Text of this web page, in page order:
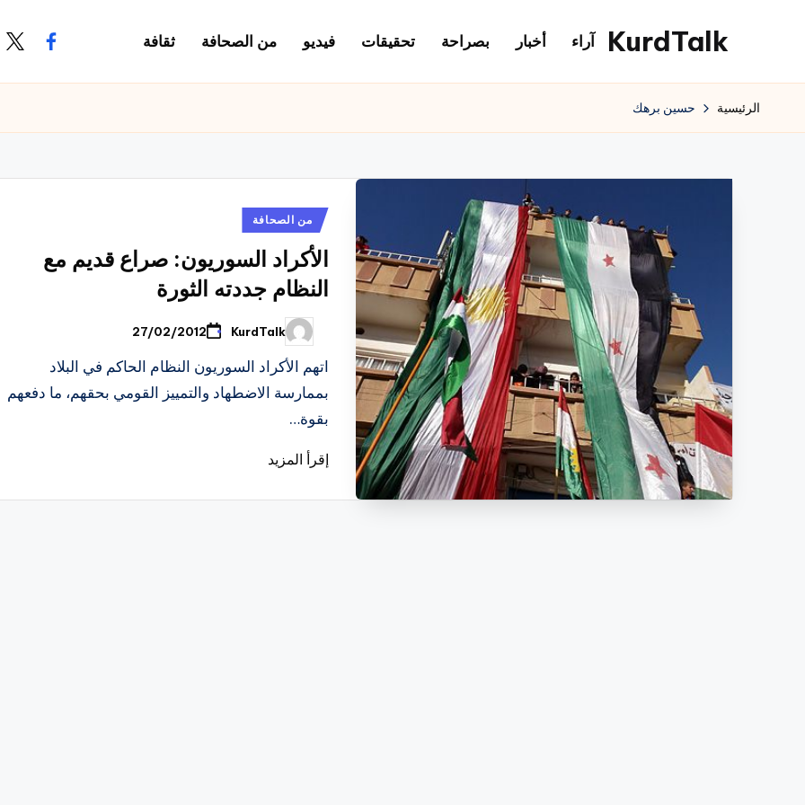
المحتوى
KurdTalk
اخبار
آراء أخبار بصراحة تحقيقات فيديو من الصحافة ثقافة
الرئيسية حسين برهك
نُشر
في
من الصحافة
الأكراد السوريون: صراع قديم مع
النظام جددته الثورة
تمّ
النشر
بواسطة
KurdTalk
27/02/2012
اتهم الأكراد السوريون النظام الحاكم في البلاد
بممارسة الاضطهاد والتمييز القومي بحقهم، ما دفعهم
بقوة…
إقرأ المزيد